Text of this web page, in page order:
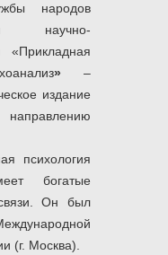
народов
научно-
«Прикладная
»–
издание
психология
богатые
Он был
(г. Москва).